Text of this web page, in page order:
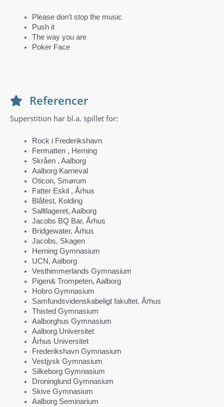
Please don’t stop the music
Push it
The way you are
Poker Face
Referencer
Superstition har bl.a. spillet for:
Rock i Frederikshavn
Fermatten , Herning
Skråen , Aalborg
Aalborg Karneval
Oticon, Smørum
Fatter Eskil , Århus
Blåfest, Kolding
Salltlageret, Aalborg
Jacobs BQ Bar, Århus
Bridgewater, Århus
Jacobs, Skagen
Herning Gymnasium
UCN, Aalborg
Vesthimmerlands Gymnasium
Pigen& Trompeten, Aalborg
Hobro Gymnasium
Samfundsvidenskabeligt fakultet, Århus
Thisted Gymnasium
Aalborghus Gymnasium
Aalborg Universitet
Århus Universitet
Frederikshavn Gymnasium
Vestjysk Gymnasium
Silkeborg Gymnasium
Droninglund Gymnasium
Skive Gymnasium
Aalborg Seminarium